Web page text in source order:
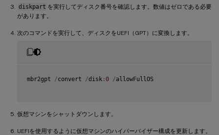
diskpart を実行してディスク番号を確認します。数値はゼロである必要
があります。
次のコマンドを実行して、ディスクをUEFI（GPT）に変換します。
mbr2gpt /convert /disk :0 /allowFullOS
仮想マシンをシャットダウンします。
UEFIを使用するように仮想マシンのハイパーバイザー構成を更新します。